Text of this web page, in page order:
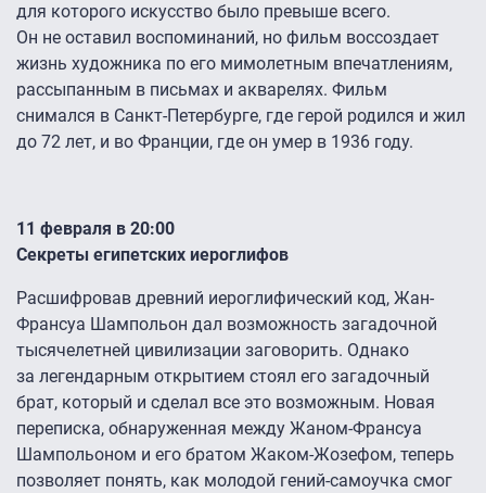
для которого искусство было превыше всего.
Он не оставил воспоминаний, но фильм воссоздает
жизнь художника по его мимолетным впечатлениям,
рассыпанным в письмах и акварелях. Фильм
снимался в Санкт-Петербурге, где герой родился и жил
до 72 лет, и во Франции, где он умер в 1936 году.
11 февраля в 20:00
Секреты египетских иероглифов
Расшифровав древний иероглифический код, Жан-
Франсуа Шампольон дал возможность загадочной
тысячелетней цивилизации заговорить. Однако
за легендарным открытием стоял его загадочный
брат, который и сделал все это возможным. Новая
переписка, обнаруженная между Жаном-Франсуа
Шампольоном и его братом Жаком-Жозефом, теперь
позволяет понять, как молодой гений-самоучка смог